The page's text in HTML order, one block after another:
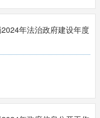
年法治政府建设年度